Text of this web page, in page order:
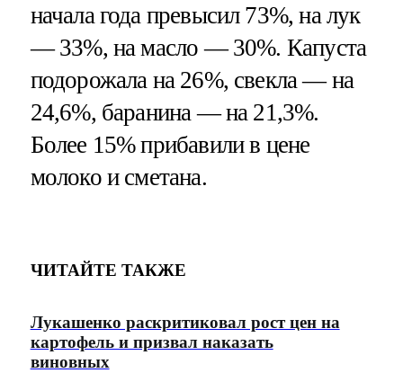
начала года превысил 73%, на лук
— 33%, на масло — 30%. Капуста
подорожала на 26%, свекла — на
24,6%, баранина — на 21,3%.
Более 15% прибавили в цене
молоко и сметана.
ЧИТАЙТЕ ТАКЖЕ
Лукашенко раскритиковал рост цен на
картофель и призвал наказать
виновных